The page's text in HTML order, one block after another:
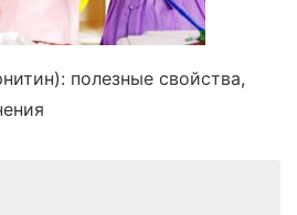
полезные свойства,